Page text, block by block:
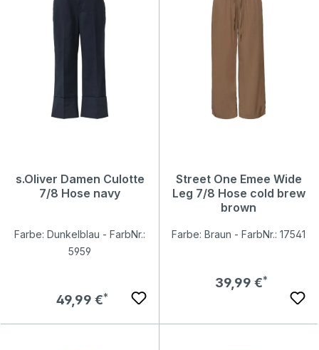
s.Oliver Damen Culotte
7/8 Hose navy
Farbe: Dunkelblau - FarbNr.:
5959
Regulärer Preis:
49,99 €
Street One Emee Wide
Leg 7/8 Hose cold brew
brown
Farbe: Braun - FarbNr.: 17541
Regulärer Preis:
39,99 €